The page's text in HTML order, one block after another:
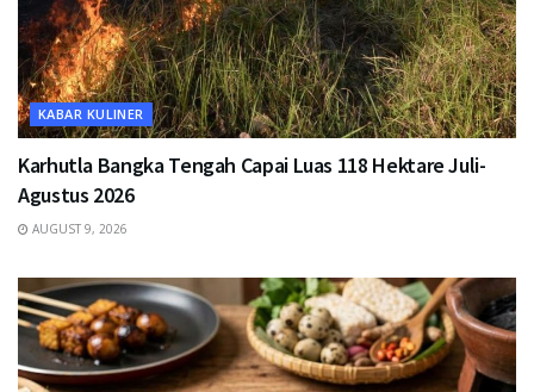
KABAR KULINER
Karhutla Bangka Tengah Capai Luas 118 Hektare Juli-
Agustus 2026
AUGUST 9, 2026